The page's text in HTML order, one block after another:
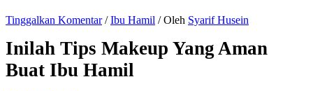
Tinggalkan Komentar /Ibu Hamil / Oleh Syarif Husein
Inilah Tips Makeup Yang Aman
Buat Ibu Hamil